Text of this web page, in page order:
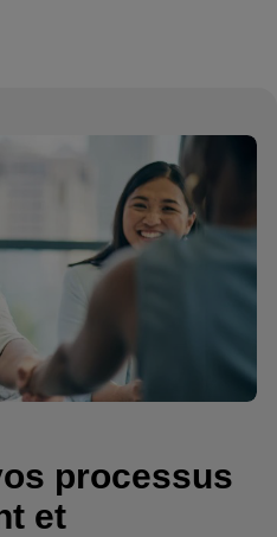
processus
et